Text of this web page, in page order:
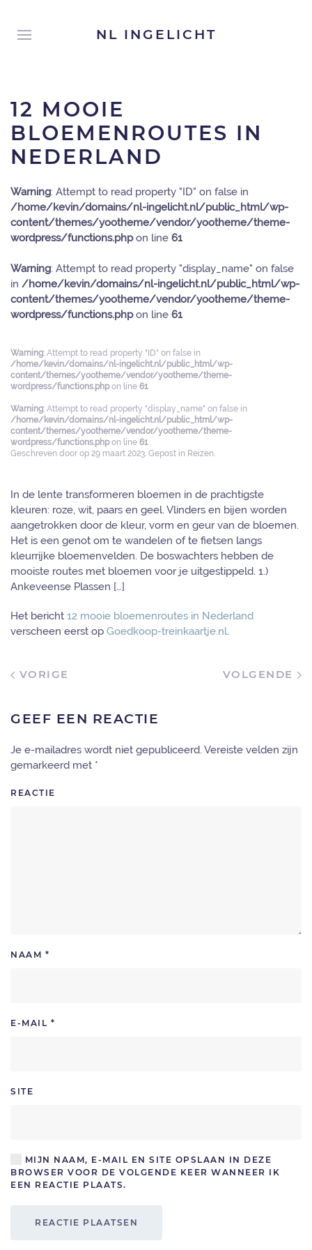
NL INGELICHT
12 MOOIE
BLOEMENROUTES IN
NEDERLAND
Warning: Attempt to read property "ID" on false in
/home/kevin/domains/nl-ingelicht.nl/public_html/wp-
content/themes/yootheme/vendor/yootheme/theme-
wordpress/functions.phpon line 61
Warning: Attempt to read property "display_name" on false
in /home/kevin/domains/nl-ingelicht.nl/public_html/wp-
content/themes/yootheme/vendor/yootheme/theme-
wordpress/functions.phpon line 61
Warning: Attempt to read property "ID" on false in
/home/kevin/domains/nl-ingelicht.nl/public_html/wp-
content/themes/yootheme/vendor/yootheme/theme-
wordpress/functions.phpon line 61
Warning: Attempt to read property "display_name" on false in
/home/kevin/domains/nl-ingelicht.nl/public_html/wp-
content/themes/yootheme/vendor/yootheme/theme-
wordpress/functions.phpon line 61
Geschreven door op 29 maart 2023. Gepost in Reizen.
In de lente transformeren bloemen in de prachtigste
kleuren: roze, wit, paars en geel. Vlinders en bijen worden
aangetrokken door de kleur, vorm en geur van de bloemen.
Het is een genot om te wandelen of te fietsen langs
kleurrijke bloemenvelden. De boswachters hebben de
mooiste routes met bloemen voor je uitgestippeld. 1.)
Ankeveense Plassen […]
Het bericht 12 mooie bloemenroutes in Nederland
verscheen eerst op Goedkoop-treinkaartje.nl.
VORIGE VOLGENDE
GEEF EEN REACTIE
Je e-mailadres wordt niet gepubliceerd. Vereiste velden zijn
gemarkeerd met *
REACTIE
NAAM *
E-MAIL *
SITE
MIJN NAAM, E-MAIL EN SITE OPSLAAN IN DEZE
BROWSER VOOR DE VOLGENDE KEER WANNEER IK
EEN REACTIE PLAATS.
REACTIE PLAATSEN